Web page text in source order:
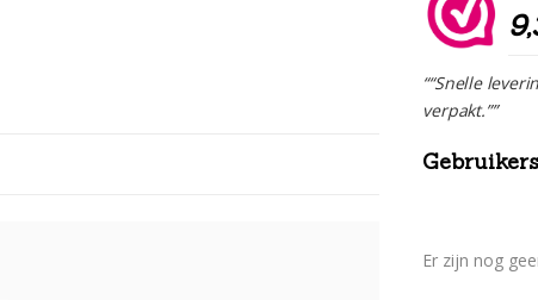
““Snelle
verpakt.””
Er zijn nog